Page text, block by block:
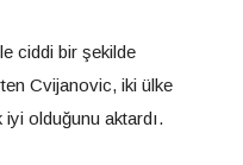
ciddi bir şekilde
Cvijanovic, iki ülke
olduğunu aktardı.